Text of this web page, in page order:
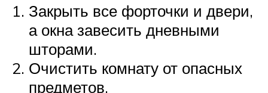
Закрыть все форточки и двери,
а окна завесить дневными
шторами.
Очистить комнату от опасных
предметов.